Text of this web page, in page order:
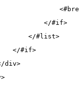
</#if>
</#list>
</#if>
div>